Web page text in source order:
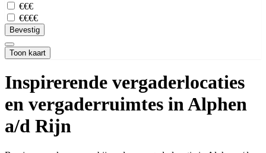
€€€
€€€€
Bevestig
Toon kaart
Inspirerende vergaderlocaties
en vergaderruimtes in Alphen
a/d Rijn